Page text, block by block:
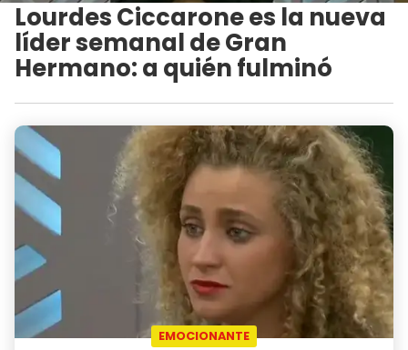
Lourdes Ciccarone es la nueva
líder semanal de Gran
Hermano: a quién fulminó
EMOCIONANTE